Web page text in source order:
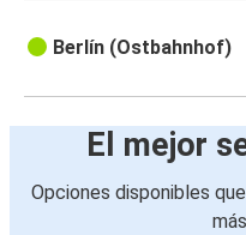
Berlín (Ostbahnhof)
El mejor
Opciones disponibles